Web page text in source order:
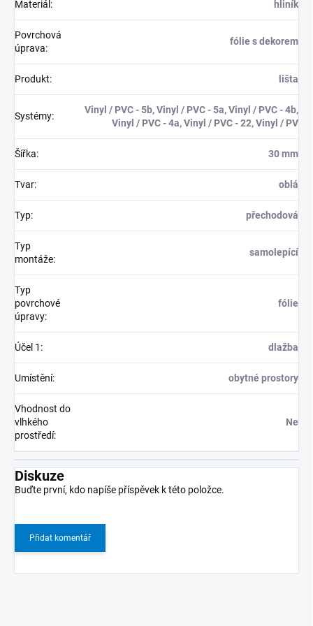
Materiál : hliník
Povrchová
úprava:
fólie s dekorem
Produkt: lišta
Systémy:
Vinyl / PVC - 5b, Vinyl / PVC - 5a, Vinyl / PVC - 4b,
Vinyl / PVC - 4a, Vinyl / PVC - 22, Vinyl / PV
Šířka: 30 mm
Tvar: oblá
Typ: přechodová
Typ
montáže:
samolepící
Typ
povrchové
úpravy:
fólie
Účel 1 : dlažba
Umístění: obytné prostory
Vhodnost do
vlhkého
prostředí:
Ne
Diskuze
Buďte první, kdo napíše příspěvek k této položce.
Přidat komentář